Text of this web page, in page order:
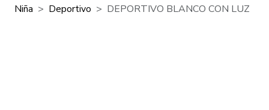
Niña Deportivo DEPORTIVO BLANCO CON LUZ